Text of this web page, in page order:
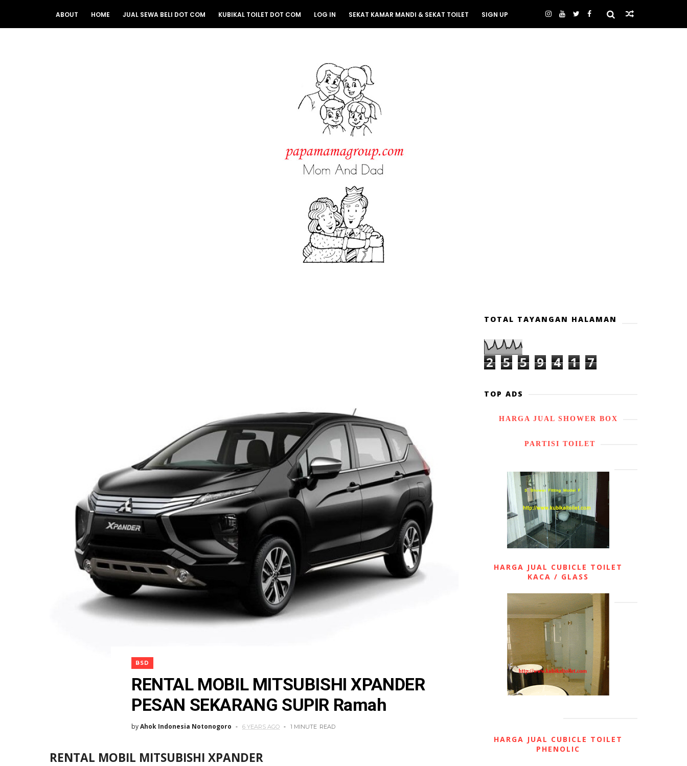
ABOUT HOME JUAL SEWA BELI DOT COM KUBIKAL TOILET DOT COM LOG IN SEKAT KAMAR MANDI & SEKAT TOILET SIGN UP
BSD
RENTAL MOBIL MITSUBISHI XPANDER
PESAN SEKARANG SUPIR Ramah
byAhok Indonesia Notonogoro 6 YEARS AGO 1 MINUTE READ
RENTAL MOBIL MITSUBISHI XPANDER
TOTAL TAYANGAN HALAMAN
2 5 5 9 4 1 7
TOP ADS
HARGA JUAL SHOWER BOX
PARTISI TOILET
HARGA JUAL CUBICLE TOILET
KACA / GLASS
HARGA JUAL CUBICLE TOILET
PHENOLIC